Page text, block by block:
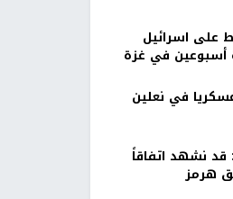
على اسرائيل
أسبوعين في غزة
في نعلين
قد نشهد اتفاقاً
هرمز